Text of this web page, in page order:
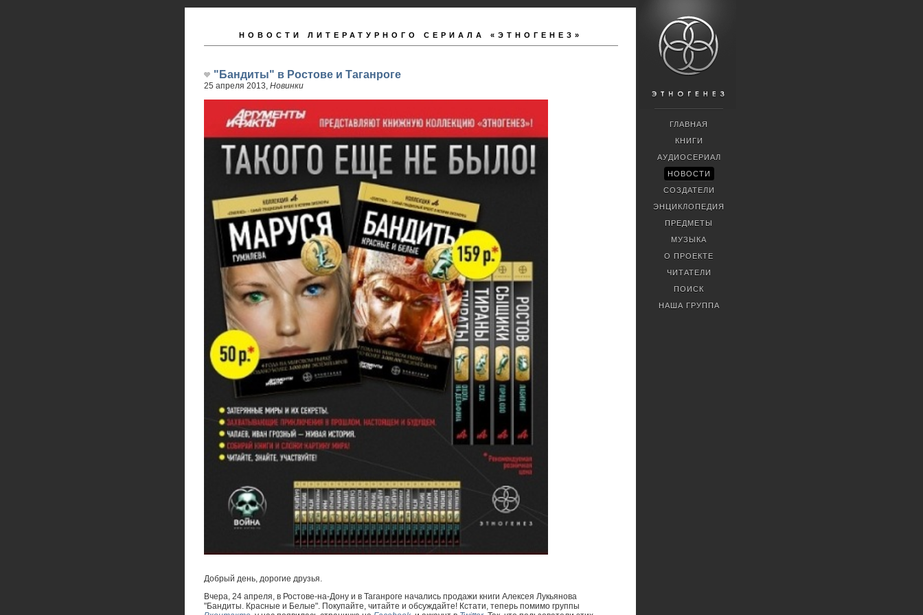
НОВОСТИ ЛИТЕРАТУРНОГО СЕРИАЛА «ЭТНОГЕНЕЗ»
"Бандиты" в Ростове и Таганроге
25 апреля 2013, Новинки
Добрый день, дорогие друзья.
Вчера, 24 апреля, в Ростове-на-Дону и в Таганроге начались продажи книги Алексея Лукьянова
"Бандиты. Красные и Белые". Покупайте, читайте и обсуждайте! Кстати, теперь помимо группы
ГЛАВНАЯ
КНИГИ
АУДИОСЕРИАЛ
НОВОСТИ
СОЗДАТЕЛИ
ЭНЦИКЛОПЕДИЯ
ПРЕДМЕТЫ
МУЗЫКА
О ПРОЕКТЕ
ЧИТАТЕЛИ
ПОИСК
НАША ГРУППА